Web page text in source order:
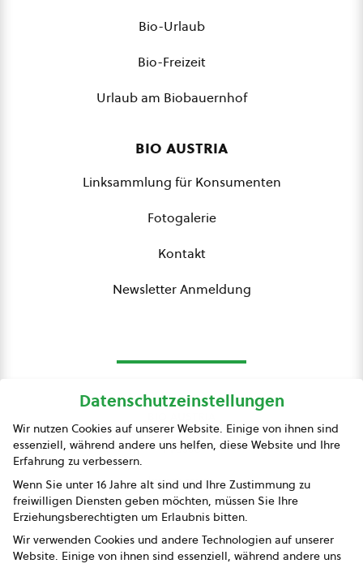
Bio-Urlaub
Bio-Freizeit
Urlaub am Biobauernhof
bio austria
Linksammlung für Konsumenten
Fotogalerie
Kontakt
Newsletter Anmeldung
Presse
Impressum
Datenschutz
AGB
Datenschutzeinstellungen
Wir nutzen Cookies auf unserer Website. Einige von ihnen sind
essenziell, während andere uns helfen, diese Website und Ihre
Erfahrung zu verbessern.
Wenn Sie unter 16 Jahre alt sind und Ihre Zustimmung zu
freiwilligen Diensten geben möchten, müssen Sie Ihre
Erziehungsberechtigten um Erlaubnis bitten.
Wir verwenden Cookies und andere Technologien auf unserer
Website. Einige von ihnen sind essenziell, während andere uns